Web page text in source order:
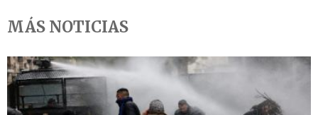
MÁS NOTICIAS